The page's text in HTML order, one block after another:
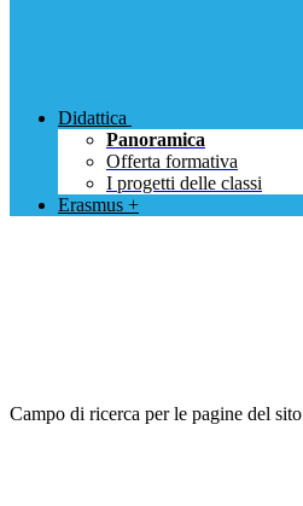
Didattica
Panoramica
Offerta formativa
I progetti delle classi
Erasmus +
Campo di ricerca per le pagine del sito